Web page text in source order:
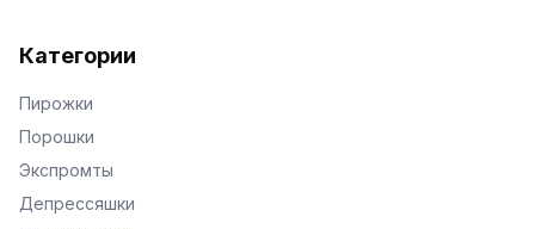
Категории
Пирожки
Порошки
Экспромты
Депрессяшки